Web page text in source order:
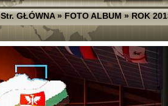
Str. GŁÓWNA»FOTO ALBUM»ROK